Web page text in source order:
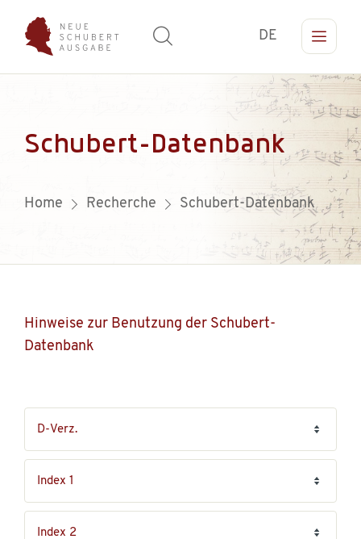
DE
Schubert-Datenbank
Home Recherche Schubert-Datenbank
Hinweise zur Benutzung der Schubert-
Datenbank